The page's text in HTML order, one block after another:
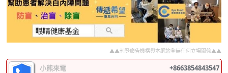
▲▲刊登廣告機構與本網站全無任何立場關係▲▲
小熊來電
+8663854843547